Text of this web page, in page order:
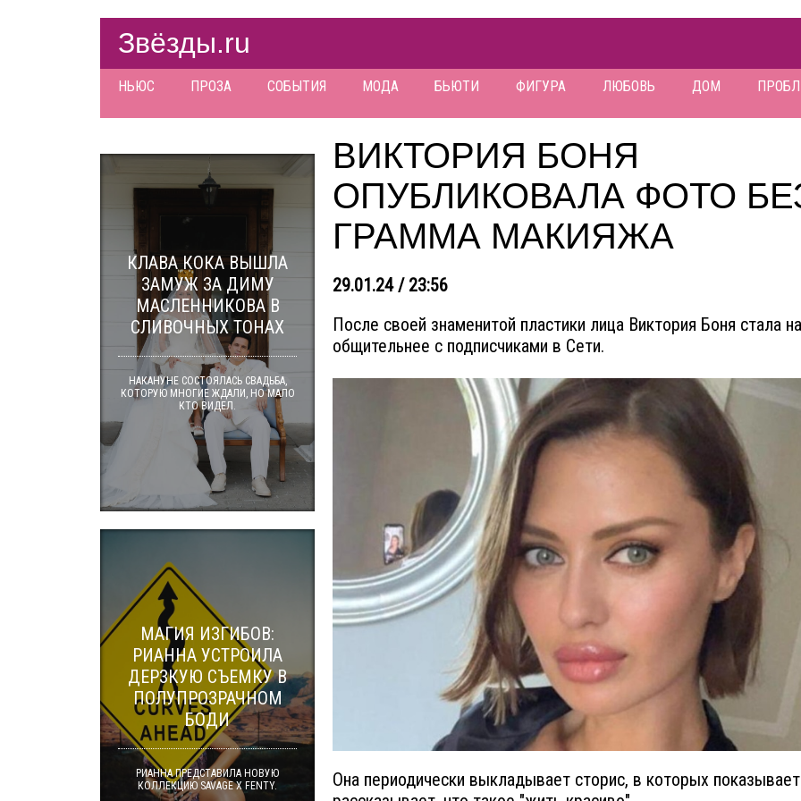
Звёзды.ru
НЬЮС ПРОЗА СОБЫТИЯ МОДА БЬЮТИ ФИГУРА ЛЮБОВЬ ДОМ
ВИКТОРИЯ БОНЯ
ОПУБЛИКОВАЛА ФОТО
ГРАММА МАКИЯЖА
29.01.24 / 23:56
После своей знаменитой пластики лица Виктория Боня стала
общительнее с подписчиками в Сети.
Она периодически выкладывает сторис, в которых
КЛАВА КОКА ВЫШЛА
ЗАМУЖ ЗА ДИМУ
МАСЛЕННИКОВА В
СЛИВОЧНЫХ ТОНАХ
НАКАНУНЕ СОСТОЯЛАСЬ СВАДЬБА,
КОТОРУЮ МНОГИЕ ЖДАЛИ, НО МАЛО
КТО ВИДЕЛ.
МАГИЯ ИЗГИБОВ:
РИАННА УСТРОИЛА
ДЕРЗКУЮ СЪЕМКУ В
ПОЛУПРОЗРАЧНОМ
БОДИ
РИАННА ПРЕДСТАВИЛА НОВУЮ
КОЛЛЕКЦИЮ SAVAGE X FENTY.